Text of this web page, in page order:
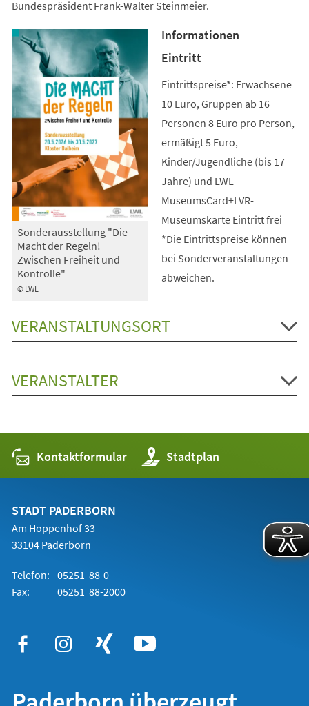
Bundespräsident Frank-Walter Steinmeier.
© LWL
Sonderausstellung "Die
Macht der Regeln!
Zwischen Freiheit und
Kontrolle"
Informationen
Eintritt
Eintrittspreise*: Erwachsene
10 Euro, Gruppen ab 16
Personen 8 Euro pro Person,
ermäßigt 5 Euro,
Kinder/Jugendliche (bis 17
Jahre) und LWL-
MuseumsCard+LVR-
Museumskarte Eintritt frei
*Die Eintrittspreise können
bei Sonderveranstaltungen
abweichen.
VERANSTALTUNGSORT
VERANSTALTER
Kontaktformular Stadtplan
(Öffnet
in
einem
STADT PADERBORN
Am Hoppenhof 33
33104 Paderborn
Telefon: 05251 88-0
Fax:
05251 88-2000